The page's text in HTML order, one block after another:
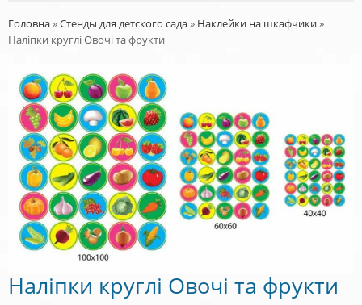
Головна»Стенды для детского сада» Наклейки на шкафчики»
Наліпки круглі Овочі та фрукти
Наліпки круглі Овочі та фрукти